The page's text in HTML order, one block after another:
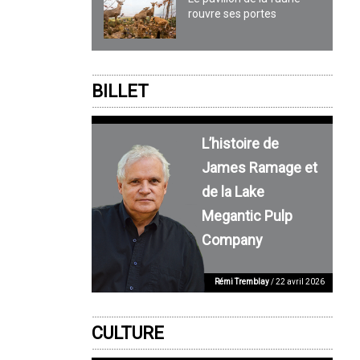
rouvre ses portes
BILLET
L’histoire de
James Ramage et
de la Lake
Megantic Pulp
Company
Rémi Tremblay/ 22 avril 2026
CULTURE